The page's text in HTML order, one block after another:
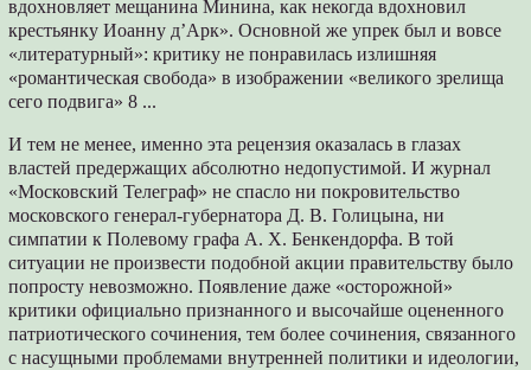
вдохновляет мещанина Минина, как некогда вдохновил
крестьянку Иоанну д’Арк». Основной же упрек был и вовсе
«литературный»: критику не понравилась излишняя
«романтическая свобода» в изображении «великого зрелища
сего подвига» 8 ...
И тем не менее, именно эта рецензия оказалась в глазах
властей предержащих абсолютно недопустимой. И журнал
«Московский Телеграф» не спасло ни покровительство
московского генерал-губернатора Д. В. Голицына, ни
симпатии к Полевому графа А. Х. Бенкендорфа. В той
ситуации не произвести подобной акции правительству было
попросту невозможно. Появление даже «осторожной»
критики официально признанного и высочайше оцененного
патриотического сочинения, тем более сочинения, связанного
с насущными проблемами внутренней политики и идеологии,